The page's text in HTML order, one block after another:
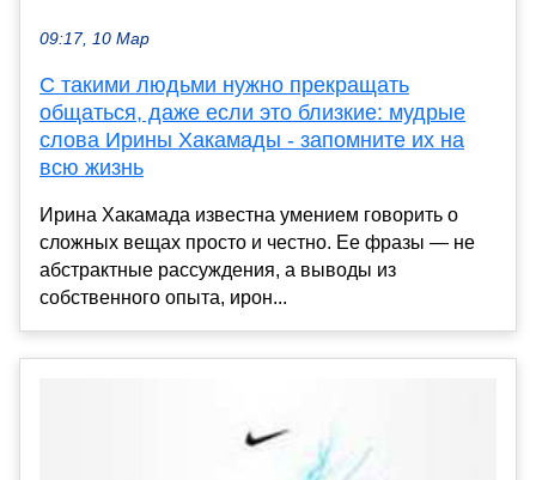
09:17, 10 Мар
С такими людьми нужно прекращать
общаться, даже если это близкие: мудрые
слова Ирины Хакамады - запомните их на
всю жизнь
Ирина Хакамада известна умением говорить о
сложных вещах просто и честно. Ее фразы — не
абстрактные рассуждения, а выводы из
собственного опыта, ирон...